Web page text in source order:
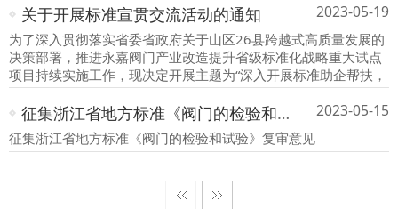
关于开展标准宣贯交流活动的通知 2023-05-19
为了深入贯彻落实省委省政府关于山区26县跨越式高质量发展的
决策部署，推进永嘉阀门产业改造提升省级标准化战略重大试点
项目持续实施工作，现决定开展主题为“深入开展标准助企帮扶，
促进阀门产业质量提升”的标准宣贯交流活动。
征集浙江省地方标准《阀门的检验和试验》复审意见的通知 2023-05-15
征集浙江省地方标准《阀门的检验和试验》复审意见